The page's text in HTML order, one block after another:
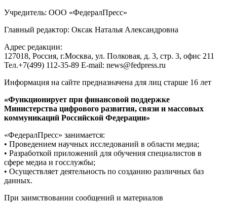
Учредитель: ООО «ФедералПресс»
Главный редактор: Оксак Наталья Александровна
Адрес редакции:
127018, Россия, г.Москва, ул. Полковая, д. 3, стр. 3, офис 211
Тел.+7(499) 112-35-89 E-mail: news@fedpress.ru
Информация на сайте предназначена для лиц старше 16 лет
«Функционирует при финансовой поддержке
Министерства цифрового развития, связи и массовых
коммуникаций Российской Федерации»
«ФедералПресс» занимается:
• Проведением научных исследований в области медиа;
• Разработкой приложений для обучения специалистов в
сфере медиа и госслужбы;
• Осуществляет деятельность по созданию различных баз
данных.
При заимствовании сообщений и материалов